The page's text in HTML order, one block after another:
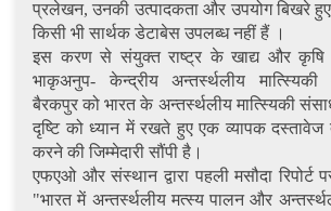
प्रलेखन, उनकी उत्पादकता और उपयोग बिखरे हुए
किसी भी सार्थक डेटाबेस उपलब्ध नहीं हैं ।
इस करण से संयुक्त राष्ट्र के खाद्य और
भाकृअनुप- केन्द्रीय अन्तर्स्थलीय
बैरकपुर को भारत के अन्तर्स्थलीय मात्स्यिकी
दृष्टि को ध्यान में रखते हुए एक व्यापक दस्तावेज
करने की जिम्मेदारी सौंपी है।
एफएओ और संस्थान द्वारा पहली मसौदा रिपोर्ट
"भारत में अन्तर्स्थलीय मत्स्य पालन और